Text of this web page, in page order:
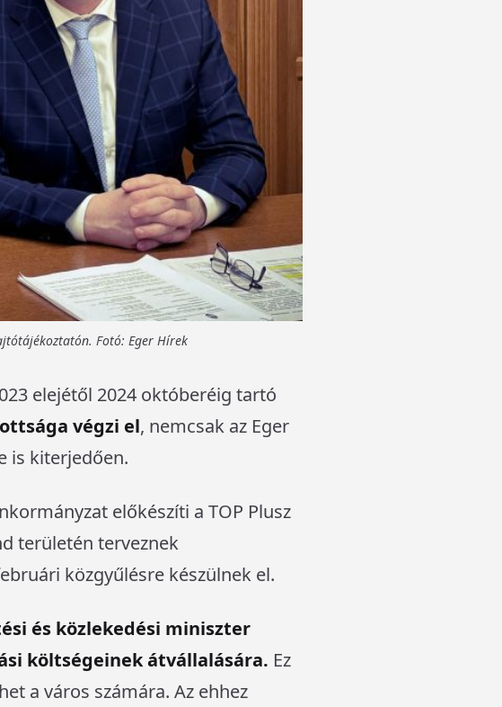
Fotó: Eger Hírek
elejétől 2024 októberéig tartó
végzi el, nemcsak az Eger
is kiterjedően.
előkészíti a TOP Plusz
területén terveznek
közgyűlésre készülnek el.
és közlekedési miniszter
költségeinek átvállalására. Ez
a város számára. Az ehhez